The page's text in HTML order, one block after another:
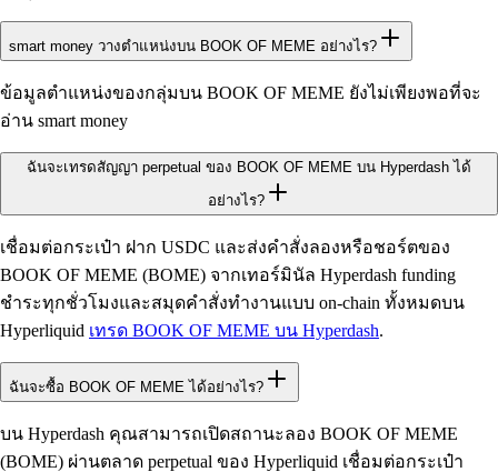
smart money วางตำแหน่งบน BOOK OF MEME อย่างไร?
ข้อมูลตำแหน่งของกลุ่มบน BOOK OF MEME ยังไม่เพียงพอที่จะ
อ่าน smart money
ฉันจะเทรดสัญญา perpetual ของ BOOK OF MEME บน Hyperdash ได้
อย่างไร?
เชื่อมต่อกระเป๋า ฝาก USDC และส่งคำสั่งลองหรือชอร์ตของ
BOOK OF MEME (BOME) จากเทอร์มินัล Hyperdash funding
ชำระทุกชั่วโมงและสมุดคำสั่งทำงานแบบ on-chain ทั้งหมดบน
Hyperliquid เทรด BOOK OF MEME บน Hyperdash.
ฉันจะซื้อ BOOK OF MEME ได้อย่างไร?
บน Hyperdash คุณสามารถเปิดสถานะลอง BOOK OF MEME
(BOME) ผ่านตลาด perpetual ของ Hyperliquid เชื่อมต่อกระเป๋า